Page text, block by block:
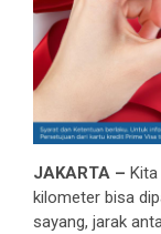
JAKARTA –
kilometer bisa
sayang, jarak